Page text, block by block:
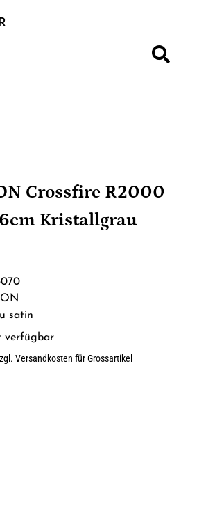
Crossfire R2000
Kristallgrau
satin
verfügbar
Versandkosten für Grossartikel